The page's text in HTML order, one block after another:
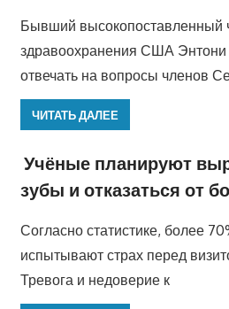
Бывший высокопоставленный
здравоохранения США Энтони
отвечать на вопросы членов
ЧИТАТЬ ДАЛЕЕ
Учёные планируют
зубы и отказаться от
Согласно статистике, более
испытывают страх перед
Тревога и недоверие к